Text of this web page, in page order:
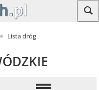
Lista dróg